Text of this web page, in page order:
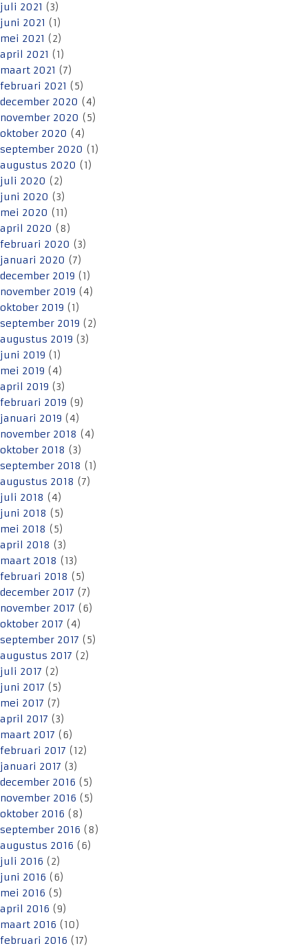
juli 2021 (3)
juni 2021 (1)
mei 2021 (2)
april 2021 (1)
maart 2021 (7)
februari 2021 (5)
december 2020 (4)
november 2020 (5)
oktober 2020 (4)
september 2020 (1)
augustus 2020 (1)
juli 2020 (2)
juni 2020 (3)
mei 2020 (11)
april 2020 (8)
februari 2020 (3)
januari 2020 (7)
december 2019 (1)
november 2019 (4)
oktober 2019 (1)
september 2019 (2)
augustus 2019 (3)
juni 2019 (1)
mei 2019 (4)
april 2019 (3)
februari 2019 (9)
januari 2019 (4)
november 2018 (4)
oktober 2018 (3)
september 2018 (1)
augustus 2018 (7)
juli 2018 (4)
juni 2018 (5)
mei 2018 (5)
april 2018 (3)
maart 2018 (13)
februari 2018 (5)
december 2017 (7)
november 2017 (6)
oktober 2017 (4)
september 2017 (5)
augustus 2017 (2)
juli 2017 (2)
juni 2017 (5)
mei 2017 (7)
april 2017 (3)
maart 2017 (6)
februari 2017 (12)
januari 2017 (3)
december 2016 (5)
november 2016 (5)
oktober 2016 (8)
september 2016 (8)
augustus 2016 (6)
juli 2016 (2)
juni 2016 (6)
mei 2016 (5)
april 2016 (9)
maart 2016 (10)
februari 2016 (17)